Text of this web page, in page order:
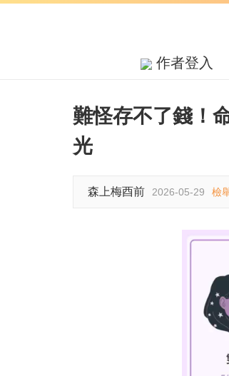
作者登入
難怪存不了錢！
光
森上梅酉前 2026-05-29 檢